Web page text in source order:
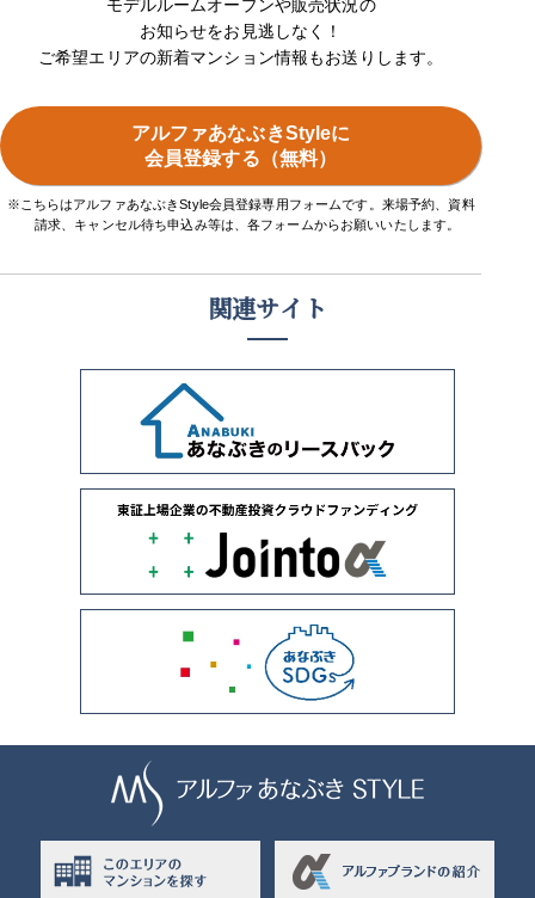
モデルルームオープンや販売状況の
お知らせをお見逃しなく！
ご希望エリアの新着マンション情報もお送りします。
アルファあなぶきStyleに
会員登録する（無料）
※こちらはアルファあなぶきStyle会員登録専用フォームです。来場予約、資料
請求、キャンセル待ち申込み等は、各フォームからお願いいたします。
関連サイト